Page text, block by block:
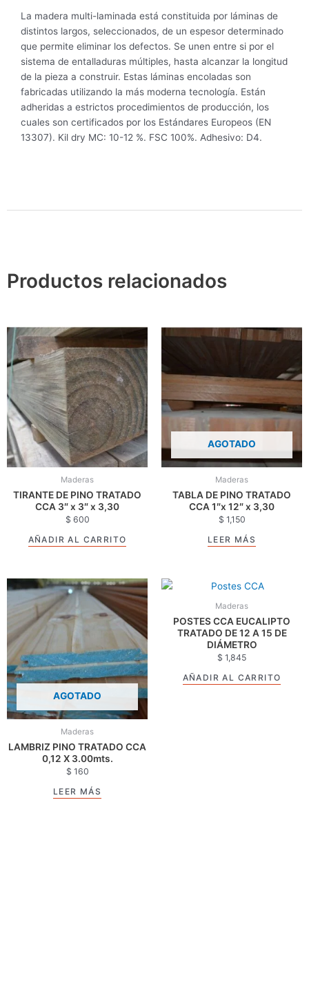
La madera multi-laminada está constituida por láminas de
distintos largos, seleccionados, de un espesor determinado
que permite eliminar los defectos. Se unen entre si por el
sistema de entalladuras múltiples, hasta alcanzar la longitud
de la pieza a construir. Estas láminas encoladas son
fabricadas utilizando la más moderna tecnología. Están
adheridas a estrictos procedimientos de producción, los
cuales son certificados por los Estándares Europeos (EN
13307). Kil dry MC: 10-12 %. FSC 100%. Adhesivo: D4.
Productos relacionados
Maderas
TIRANTE DE PINO TRATADO
CCA 3″ x 3″ x 3,30
$ 600
AÑADIR AL CARRITO
AGOTADO
Maderas
TABLA DE PINO TRATADO
CCA 1″x 12″ x 3,30
$ 1,150
LEER MÁS
AGOTADO
Maderas
LAMBRIZ PINO TRATADO CCA
0,12 X 3.00mts.
$ 160
LEER MÁS
Maderas
POSTES CCA EUCALIPTO
TRATADO DE 12 A 15 DE
DIÁMETRO
$ 1,845
AÑADIR AL CARRITO